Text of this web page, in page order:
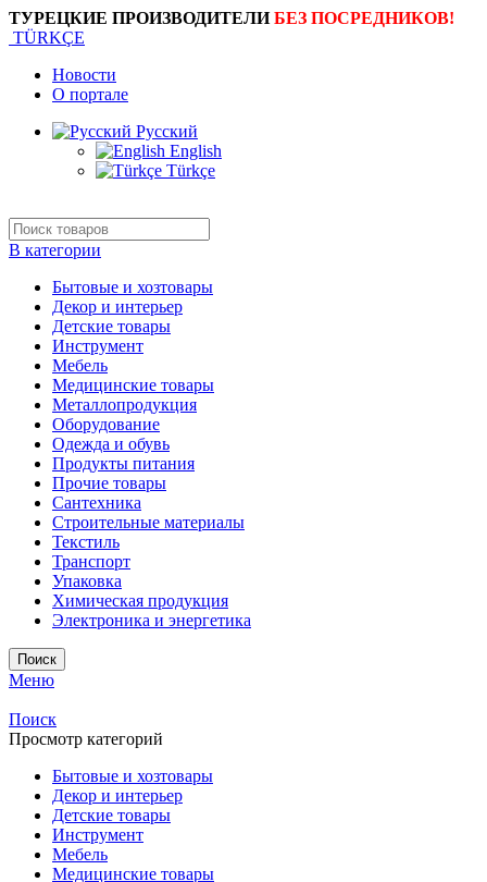
ТУРЕЦКИЕ ПРОИЗВОДИТЕЛИБЕЗ ПОСРЕДНИКОВ!
TÜRKÇE
Новости
О портале
Русский
English
Türkçe
В категории
Бытовые и хозтовары
Декор и интерьер
Детские товары
Инструмент
Мебель
Медицинские товары
Металлопродукция
Оборудование
Одежда и обувь
Продукты питания
Прочие товары
Сантехника
Строительные материалы
Текстиль
Транспорт
Упаковка
Химическая продукция
Электроника и энергетика
Поиск
Меню
Поиск
Просмотр категорий
Бытовые и хозтовары
Декор и интерьер
Детские товары
Инструмент
Мебель
Медицинские товары